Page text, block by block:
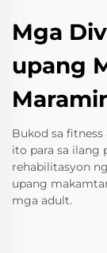
Mga
upang
Bukod sa
ito para sa ilang
rehabilitasyon
upang
mga adult.